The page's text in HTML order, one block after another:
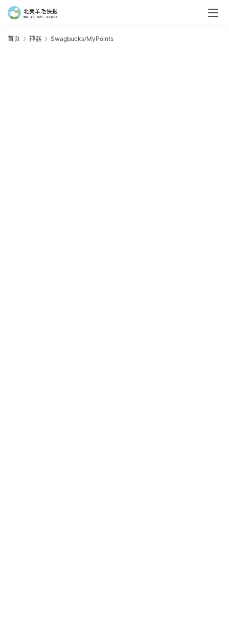
首页 神器 Swagbucks/MyPoints